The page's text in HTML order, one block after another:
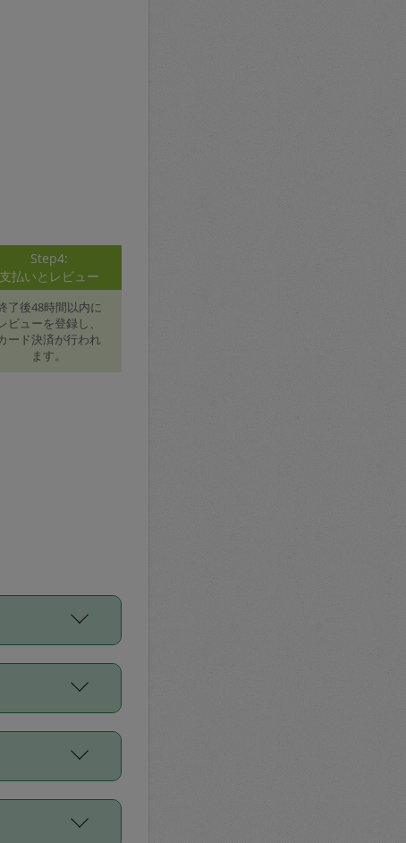
Step4:
支払いとレビュー
了後48時間以内に
ビューを登録し、
ード決済が行われ
ます。
ご利用くださ
申請すること
均値、などで
／Diners